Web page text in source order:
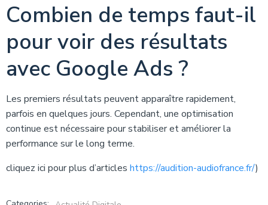
Combien de temps faut-il
pour voir des résultats
avec Google Ads ?
Les premiers résultats peuvent apparaître rapidement,
parfois en quelques jours. Cependant, une optimisation
continue est nécessaire pour stabiliser et améliorer la
performance sur le long terme.
cliquez ici pour plus d’articles https://audition-audiofrance.fr/)